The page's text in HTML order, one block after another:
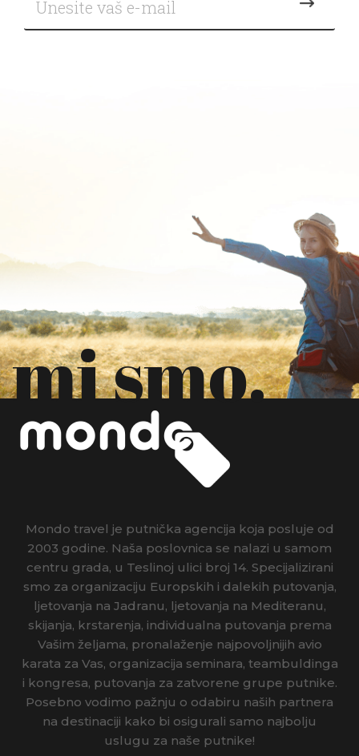
mi smo.
Mondo travel je putnička agencija koja posluje od
2003 godine. Naša poslovnica se nalazi u samom
centru grada, u Teslinoj ulici broj 14. Specijalizirani
smo za organizaciju Europskih i dalekih putovanja,
ljetovanja na Jadranu, ljetovanja na Mediteranu,
skijanja, krstarenja, individualna putovanja prema
Vašim željama, pronalaženje najpovoljnijih avio
karata za Vas, organizacija seminara, teambuldinga
i kongresa, putovanja za zatvorene grupe putnike.
Posebno vodimo pažnju o odabiru naših partnera
na destinaciji kako bi osigurali samo najbolju
uslugu za naše putnike!